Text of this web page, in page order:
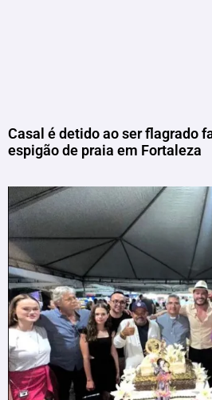
Casal é detido ao ser flagrado
espigão de praia em Fortaleza